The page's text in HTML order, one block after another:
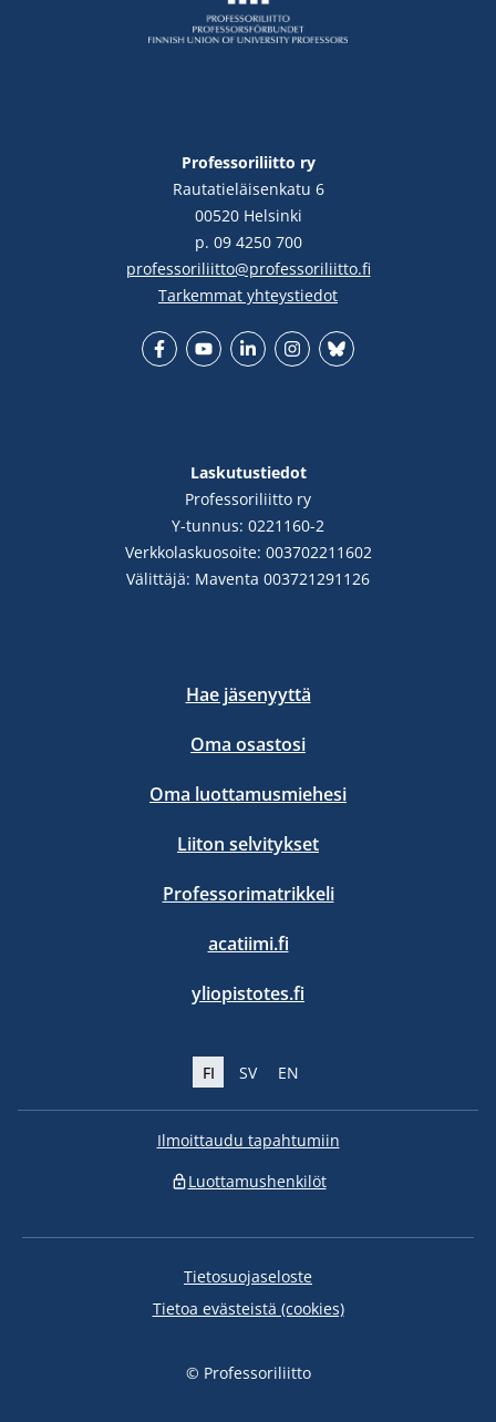
Professoriliitto ry
Rautatieläisenkatu 6
00520 Helsinki
p. 09 4250 700
professoriliitto@professoriliitto.fi
Tarkemmat yhteystiedot
Laskutustiedot
Professoriliitto ry
Y-tunnus: 0221160-2
Verkkolaskuosoite: 003702211602
Välittäjä: Maventa 003721291126
Hae jäsenyyttä
Oma osastosi
Oma luottamusmiehesi
Liiton selvitykset
Professorimatrikkeli
acatiimi.fi
yliopistotes.fi
FI SV EN
Ilmoittaudu tapahtumiin
Luottamushenkilöt
© Professoriliitto
Tietosuojaseloste
Tietoa evästeistä (cookies)